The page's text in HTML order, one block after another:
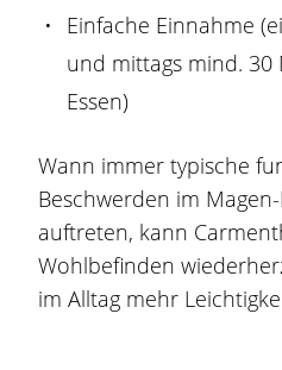
Einfache Einnahme
und mittags mind.
Essen)
Wann immer typische
Beschwerden im Magen
auftreten, kann
Wohlbefinden
im Alltag mehr